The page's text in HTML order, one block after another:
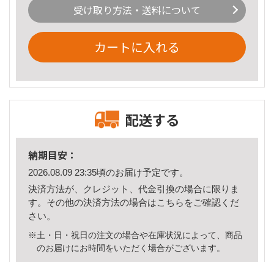
受け取り方法・送料について
カートに入れる
配送する
納期目安：
2026.08.09 23:35頃のお届け予定です。
決済方法が、クレジット、代金引換の場合に限りま
す。その他の決済方法の場合はこちら をご確認くだ
さい。
※土・日・祝日の注文の場合や在庫状況によって、商品
のお届けにお時間をいただく場合がございます。